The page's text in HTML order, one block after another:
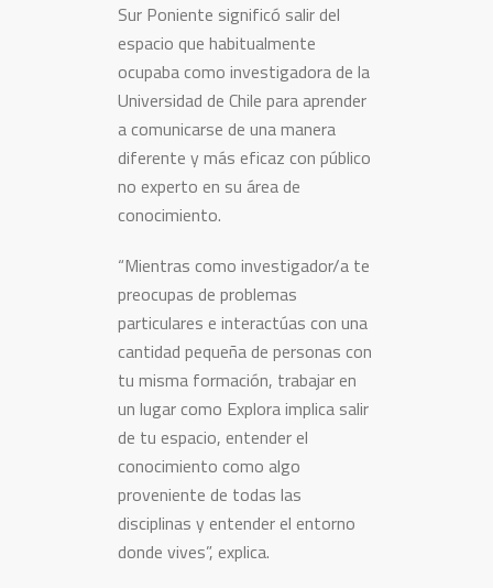
Sur Poniente significó salir del
espacio que habitualmente
ocupaba como investigadora de la
Universidad de Chile para aprender
a comunicarse de una manera
diferente y más eficaz con público
no experto en su área de
conocimiento.
“Mientras como investigador/a te
preocupas de problemas
particulares e interactúas con una
cantidad pequeña de personas con
tu misma formación, trabajar en
un lugar como Explora implica salir
de tu espacio, entender el
conocimiento como algo
proveniente de todas las
disciplinas y entender el entorno
donde vives”, explica.